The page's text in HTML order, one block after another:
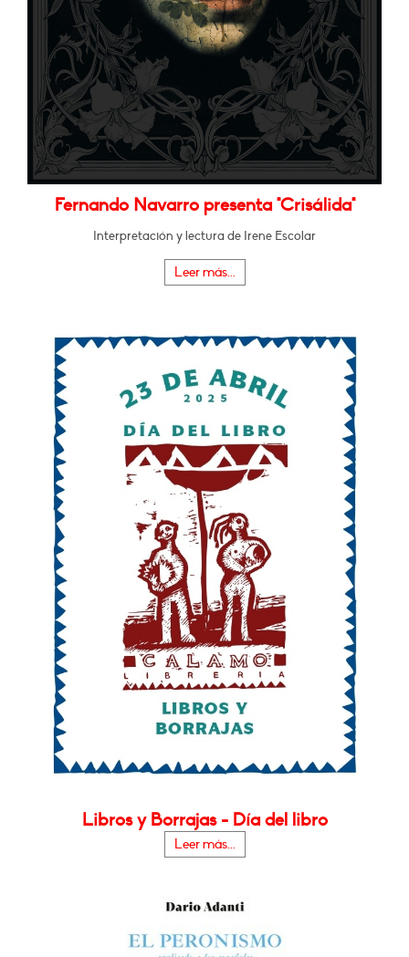
Fernando Navarro presenta "Crisálida"
Interpretación y lectura de Irene Escolar
Leer más...
Libros y Borrajas - Día del libro
Leer más...